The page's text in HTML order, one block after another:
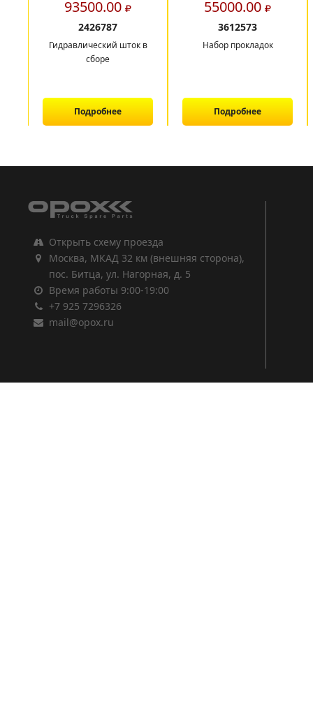
93500.00
2426787
Гидравлический шток в
сборе
Подробнее
55000.00
3612573
Набор прокладок
Подробнее
Открыть схему проезда
Москва, МКАД 32 км (внешняя сторона),
пос. Битца, ул. Нагорная, д. 5
Время работы 9:00-19:00
+7 925 7296326
mail@opox.ru